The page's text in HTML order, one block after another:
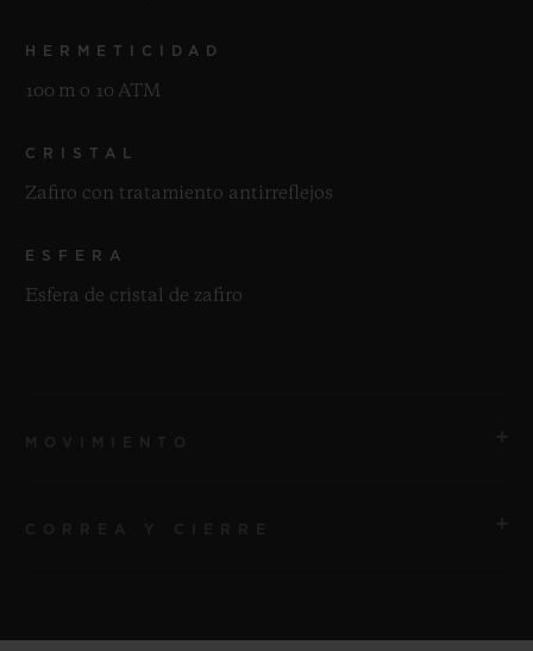
HERMETICIDAD
100 m o 10 ATM
CRISTAL
Zafiro con tratamiento antirreflejos
ESFERA
Esfera de cristal de zafiro
CORREA